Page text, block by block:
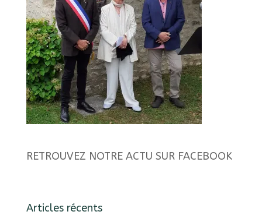
RETROUVEZ NOTRE ACTU SUR FACEBOOK
Articles récents